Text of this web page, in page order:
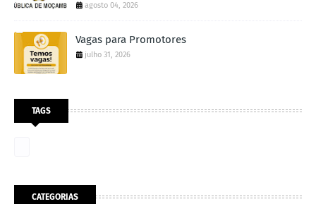
agosto 04, 2026
Vagas para Promotores
julho 31, 2026
TAGS
CATEGORIAS